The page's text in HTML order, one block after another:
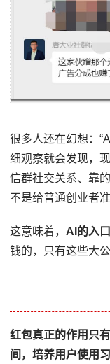
很多人还在幻想：
细观察就会发现，
信群社交关系、靠
不是给普通创业者准
这意味着， AI的入
钱的，只有这些大
红包真正的作用只
间，培养用户使用习